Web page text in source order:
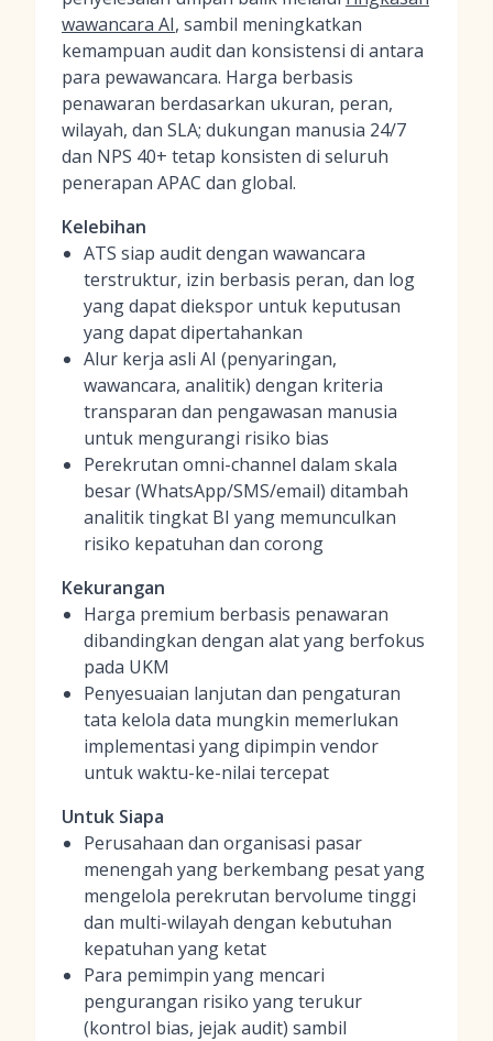
wawancara AI, sambil meningkatkan
kemampuan audit dan konsistensi di antara
para pewawancara. Harga berbasis
penawaran berdasarkan ukuran, peran,
wilayah, dan SLA; dukungan manusia 24/7
dan NPS 40+ tetap konsisten di seluruh
penerapan APAC dan global.
Kelebihan
ATS siap audit dengan wawancara
terstruktur, izin berbasis peran, dan log
yang dapat diekspor untuk keputusan
yang dapat dipertahankan
Alur kerja asli AI (penyaringan,
wawancara, analitik) dengan kriteria
transparan dan pengawasan manusia
untuk mengurangi risiko bias
Perekrutan omni-channel dalam skala
besar (WhatsApp/SMS/email) ditambah
analitik tingkat BI yang memunculkan
risiko kepatuhan dan corong
Kekurangan
Harga premium berbasis penawaran
dibandingkan dengan alat yang berfokus
pada UKM
Penyesuaian lanjutan dan pengaturan
tata kelola data mungkin memerlukan
implementasi yang dipimpin vendor
untuk waktu-ke-nilai tercepat
Untuk Siapa
Perusahaan dan organisasi pasar
menengah yang berkembang pesat yang
mengelola perekrutan bervolume tinggi
dan multi-wilayah dengan kebutuhan
kepatuhan yang ketat
Para pemimpin yang mencari
pengurangan risiko yang terukur
(kontrol bias, jejak audit) sambil